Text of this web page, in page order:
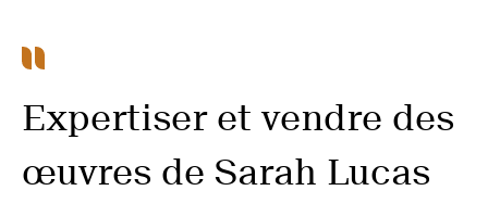
Expertiser et vendre des
œuvres de Sarah Lucas